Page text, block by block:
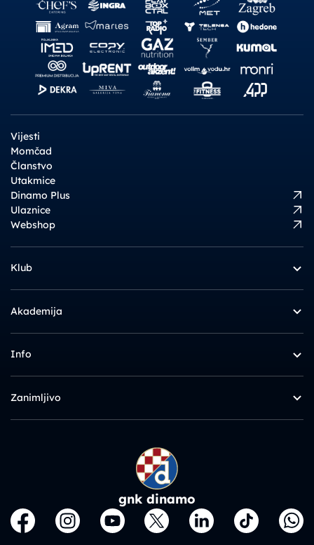
Vijesti
Momčad
Članstvo
Utakmice
Dinamo Plus
Ulaznice
Webshop
Klub
Akademija
Info
Zanimljivo
gnk dinamo